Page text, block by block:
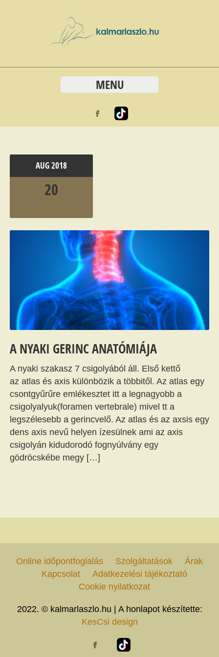
MENU
AUG2018
20
A NYAKI GERINC ANATÓMIÁJA
A nyaki szakasz 7 csigolyából áll. Első kettő
az atlas és axis különbözik a többitől. Az atlas egy
csontgyűrűre emlékesztet itt a legnagyobb a
csigolyalyuk(foramen vertebrale) mivel tt a
legszélesebb a gerincvelő. Az atlas és az axsis egy
dens axis nevű helyen ízesülnek ami az axis
csigolyán kidudorodó fognyúlvány egy
gödröcskébe megy […]
Online időpontfoglalás Szolgáltatások
Árak
Kapcsolat
Adatkezelési tájékoztató
Cookie nyilatkozat
2022. © kalmarlaszlo.hu | A honlapot készítette:
KesCsi design